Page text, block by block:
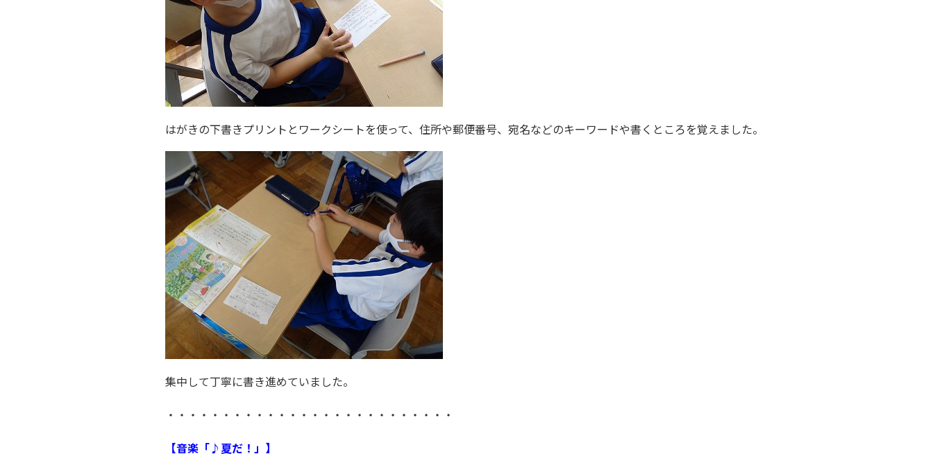
はがきの下書きプリントとワークシートを使って、住所や郵便番号、宛名などのキーワードや書くところを覚えました。
集中して丁寧に書き進めていました。
・・・・・・・・・・・・・・・・・・・・・・・・・・
【音楽「♪夏だ！」】